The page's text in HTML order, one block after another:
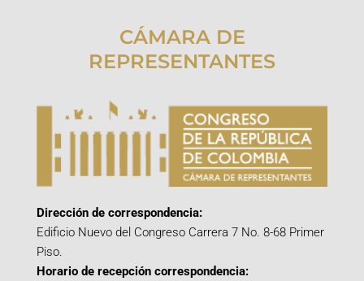
CÁMARA DE
REPRESENTANTES
Dirección de correspondencia:
Edificio Nuevo del Congreso Carrera 7 No. 8-68 Primer
Piso.
Horario de recepción correspondencia: